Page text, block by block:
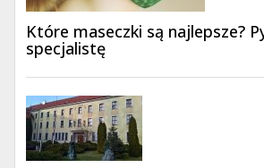
Które maseczki są najlepsze?
specjalistę